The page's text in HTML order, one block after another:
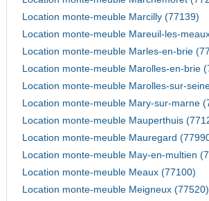
Location monte-meuble Marcilly (77139)
Location monte-meuble Mareuil-les-
Location monte-meuble Marles-en-brie
Location monte-meuble Marolles-en-brie
Location monte-meuble Marolles-sur-
Location monte-meuble Mary-sur-marne
Location monte-meuble Mauperthuis
Location monte-meuble Mauregard
Location monte-meuble May-en-multien
Location monte-meuble Meaux (77100)
Location monte-meuble Meigneux (77520)